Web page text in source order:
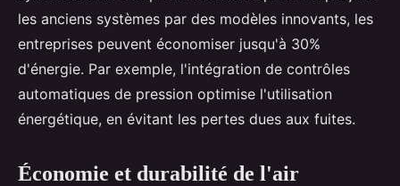
les anciens systèmes par des modèles innovants, les
entreprises peuvent économiser jusqu'à 30%
d'énergie. Par exemple, l'intégration de contrôles
automatiques de pression optimise l'utilisation
énergétique, en évitant les pertes dues aux fuites.
Économie et durabilité de l'air